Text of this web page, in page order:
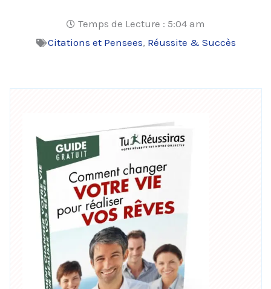
Temps de Lecture : 5:04 am
Citations et Pensees, Réussite & Succès